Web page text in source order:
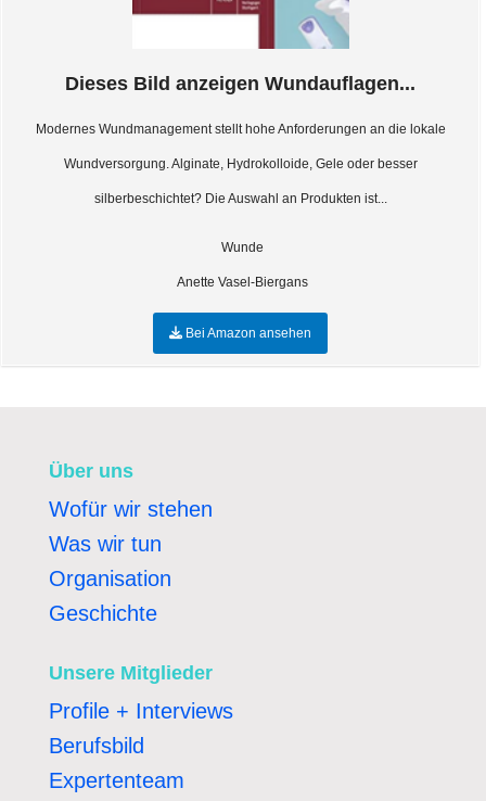
Dieses Bild anzeigen Wundauflagen...
Modernes Wundmanagement stellt hohe Anforderungen an die lokale
Wundversorgung. Alginate, Hydrokolloide, Gele oder besser
silberbeschichtet? Die Auswahl an Produkten ist...
Wunde
Anette Vasel-Biergans
Bei Amazon ansehen
Über uns
Wofür wir stehen
Was wir tun
Organisation
Geschichte
Unsere Mitglieder
Profile + Interviews
Berufsbild
Expertenteam